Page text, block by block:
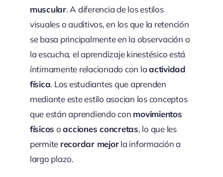
muscular. A diferencia de los estilos
visuales o auditivos, en los que la retención
se basa principalmente en la observación o
la escucha, el aprendizaje kinestésico está
íntimamente relacionado con laactividad
física. Los estudiantes que aprenden
mediante este estilo asocian los conceptos
que están aprendiendo con movimientos
físicos oacciones concretas, lo que les
permite recordar mejorla información a
largo plazo.